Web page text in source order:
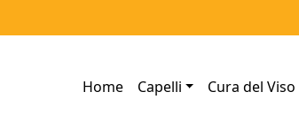
Home Capelli Cura del Viso